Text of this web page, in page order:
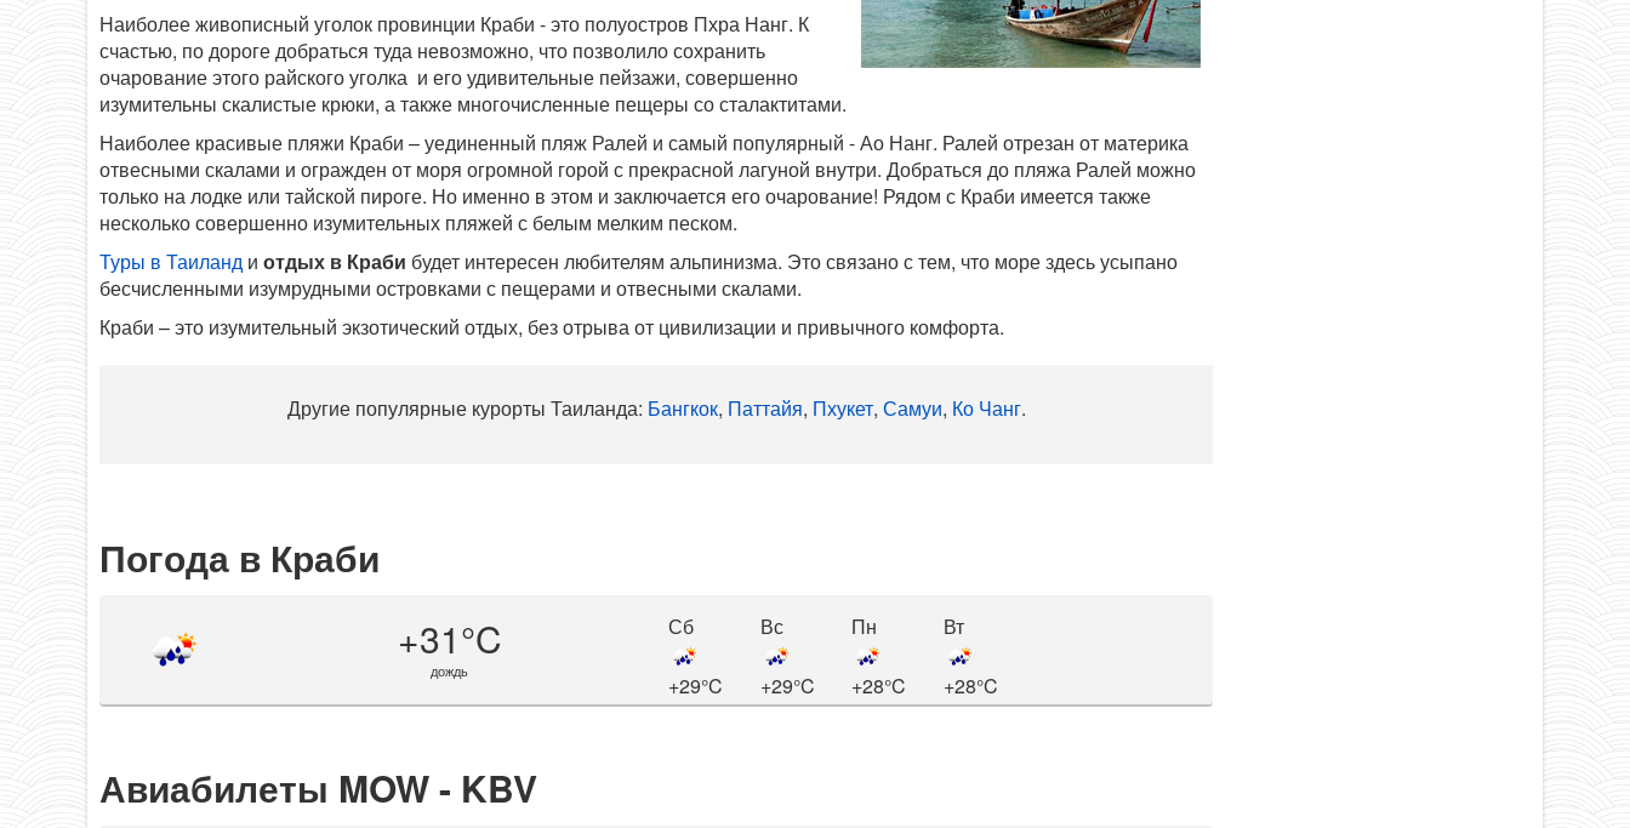
Наиболее живописный уголок провинции Краби - это полуостров Пхра Нанг. К
счастью, по дороге добраться туда невозможно, что позволило сохранить
очарование этого райского уголка и его удивительные пейзажи, совершенно
изумительны скалистые крюки, а также многочисленные пещеры со сталактитами.
Наиболее красивые пляжи Краби – уединенный пляж Ралей и самый популярный - Ао Нанг. Ралей отрезан от материка
отвесными скалами и огражден от моря огромной горой с прекрасной лагуной внутри. Добраться до пляжа Ралей можно
только на лодке или тайской пироге. Но именно в этом и заключается его очарование! Рядом с Краби имеется также
несколько совершенно изумительных пляжей с белым мелким песком.
Туры в Таиланд и отдых в Краби будет интересен любителям альпинизма. Это связано с тем, что море здесь усыпано
бесчисленными изумрудными островками с пещерами и отвесными скалами.
Краби – это изумительный экзотический отдых, без отрыва от цивилизации и привычного комфорта.
Другие популярные курорты Таиланда: Бангкок, Паттайя, Пхукет, Самуи, Ко Чанг.
Погода в Краби
+31°C
дождь
Сб
+29°C
Вс
+29°C
Пн
+28°C
Вт
+28°C
Авиабилеты MOW - KBV